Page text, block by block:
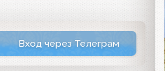
Вход через Телеграм